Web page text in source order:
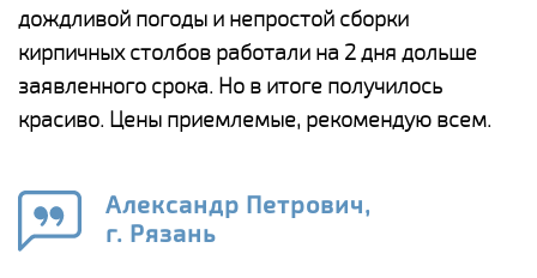
дождливой погоды и непростой сборки
кирпичных столбов работали на 2 дня дольше
заявленного срока. Но в итоге получилось
красиво. Цены приемлемые, рекомендую всем.
Александр Петрович,
г. Рязань